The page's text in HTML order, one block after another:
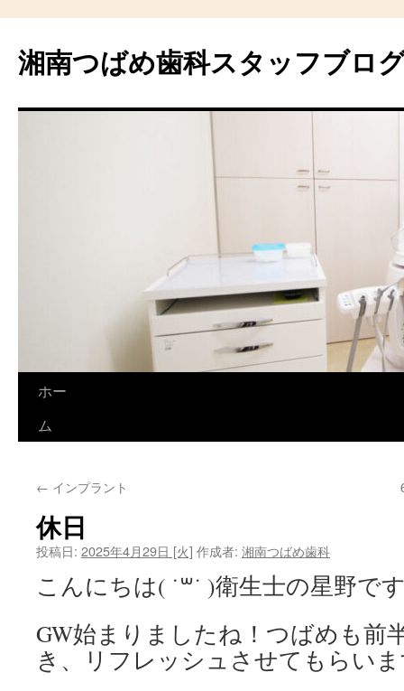
湘南つばめ歯科スタッフブロ
ン
ツ
へ
キ
ホー
ム
← インプラント
休日
投稿日: 2025年4月29日 [火] 作成者: 湘南つばめ歯科
こんにちは( ˙꒳​˙ )衛生士の星野で
GW始まりましたね！つばめも前
き、リフレッシュさせてもらいま